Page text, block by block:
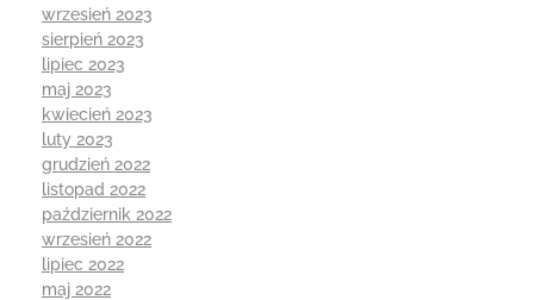
wrzesień 2023
sierpień 2023
lipiec 2023
maj 2023
kwiecień 2023
luty 2023
grudzień 2022
listopad 2022
październik 2022
wrzesień 2022
lipiec 2022
maj 2022